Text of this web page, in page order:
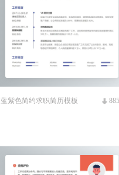
蓝紫色简约求职简历模板